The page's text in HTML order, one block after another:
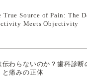
True Source of Pain: The
Meets Objectivity
伝わらないのか？歯科診
と痛みの正体